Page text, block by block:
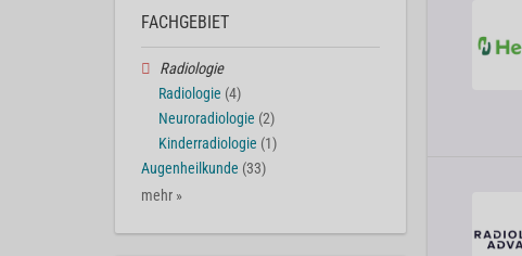
FACHGEBIET
Radiologie
Radiologie (4)
Neuroradiologie (2)
Kinderradiologie (1)
Augenheilkunde (33)
mehr »